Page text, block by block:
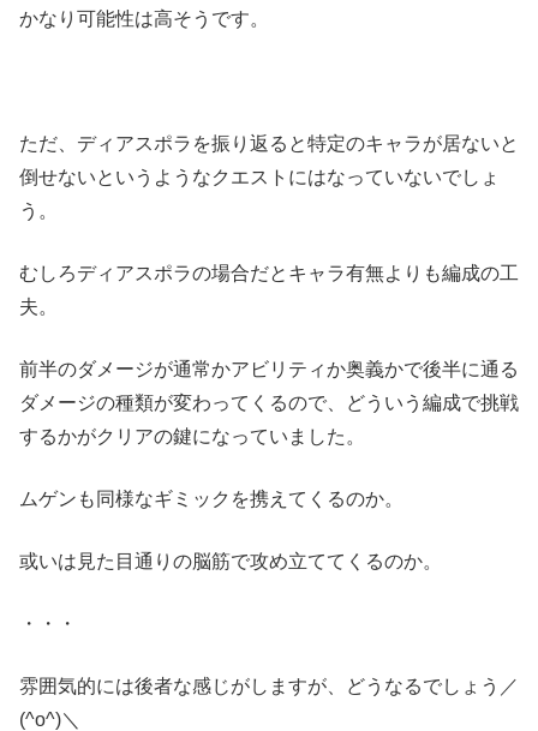
かなり可能性は高そうです。
ただ、ディアスポラを振り返ると特定のキャラが居ないと
倒せないというようなクエストにはなっていないでしょ
う。
むしろディアスポラの場合だとキャラ有無よりも編成の工
夫。
前半のダメージが通常かアビリティか奥義かで後半に通る
ダメージの種類が変わってくるので、どういう編成で挑戦
するかがクリアの鍵になっていました。
ムゲンも同様なギミックを携えてくるのか。
或いは見た目通りの脳筋で攻め立ててくるのか。
・・・
雰囲気的には後者な感じがしますが、どうなるでしょう／
(^o^)＼